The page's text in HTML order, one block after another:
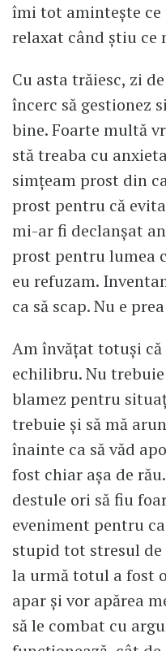
îmi tot amintește ce
relaxat când știu ce
Cu asta trăiesc, zi
încerc să gestionez
bine. Foarte multă
stă treaba cu
simțeam prost din
prost pentru că
mi-ar fi declanșat
prost pentru lumea
eu refuzam.
ca să scap. Nu e
Am învățat totuși
echilibru. Nu
blamez pentru
trebuie și să mă
înainte ca să văd
fost chiar așa de
destule ori să fiu
eveniment pentru
stupid tot stresul
la urmă totul a fost
apar și vor apărea
să le combat cu